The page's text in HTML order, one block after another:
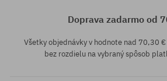
Doprava zadarmo od
Všetky objednávky v hodnote nad 70,30
bez rozdielu na vybraný spôsob